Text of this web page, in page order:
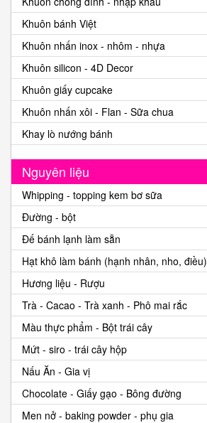
Khuôn bánh Việt
Khuôn nhấn inox - nhôm - nhựa
Khuôn silicon - 4D Decor
Khuôn giấy cupcake
Khuôn nhấn xôi - Flan - Sữa chua
Khay lò nướng bánh
Nguyên liệu
Whipping - topping kem bơ sữa
Đường - bột
Đế bánh lạnh làm sẵn
Hạt khô làm bánh (hạnh nhân, nho, điều)
Hương liệu - Rượu
Trà - Cacao - Trà xanh - Phô mai rắc
Màu thực phẩm - Bột trái cây
Mứt - siro - trái cây hộp
Nấu Ăn - Gia vị
Chocolate - Giấy gạo - Bông đường
Men nở - baking powder - phụ gia